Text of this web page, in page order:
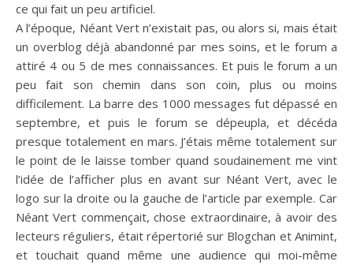
ce qui fait un peu artificiel.
A l’époque, Néant Vert n’existait pas, ou alors si, mais était
un overblog déjà abandonné par mes soins, et le forum a
attiré 4 ou 5 de mes connaissances. Et puis le forum a un
peu fait son chemin dans son coin, plus ou moins
difficilement. La barre des 1000 messages fut dépassé en
septembre, et puis le forum se dépeupla, et décéda
presque totalement en mars. J’étais même totalement sur
le point de le laisse tomber quand soudainement me vint
l’idée de l’afficher plus en avant sur Néant Vert, avec le
logo sur la droite ou la gauche de l’article par exemple. Car
Néant Vert commençait, chose extraordinaire, à avoir des
lecteurs réguliers, était répertorié sur Blogchan et Animint,
et touchait quand même une audience qui moi-même